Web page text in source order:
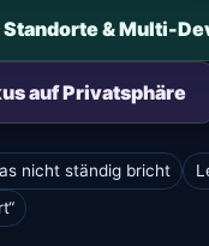
& Multi-
auf Privatsphäre
nicht ständig bricht